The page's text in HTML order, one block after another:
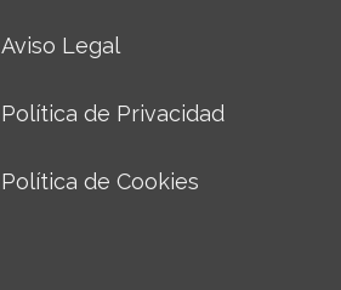
Aviso Legal
Política de Privacidad
Política de Cookies